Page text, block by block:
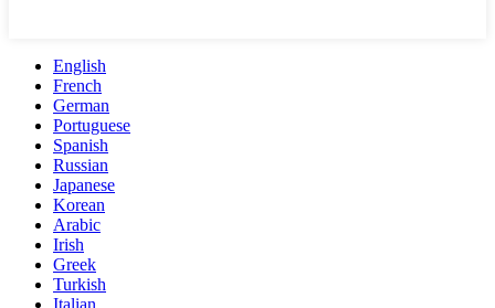
English
French
German
Portuguese
Spanish
Russian
Japanese
Korean
Arabic
Irish
Greek
Turkish
Italian